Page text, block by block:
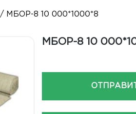
/ МБОР-8 10 000*1000*8
МБОР-8 10